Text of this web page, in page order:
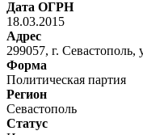
Дата ОГРН
18.03.2015
Адрес
299057, г.
Форма
Политическая партия
Регион
Севастополь
Статус